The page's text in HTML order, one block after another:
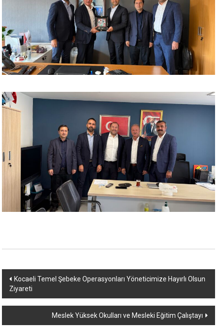
Yazı
dolaşımı
Kocaeli Temel Şebeke Operasyonları Yöneticimize Hayırlı Olsun
Ziyareti
Meslek Yüksek Okulları ve Mesleki Eğitim Çalıştayı